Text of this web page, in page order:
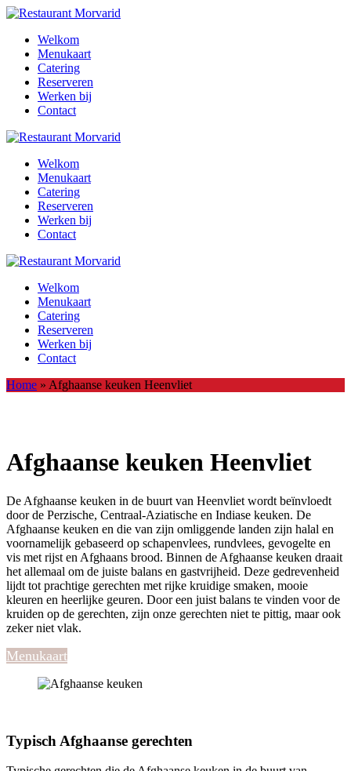
Welkom
Menukaart
Catering
Reserveren
Werken bij
Contact
Welkom
Menukaart
Catering
Reserveren
Werken bij
Contact
Welkom
Menukaart
Catering
Reserveren
Werken bij
Contact
Home » Afghaanse keuken Heenvliet
Afghaanse keuken Heenvliet
De Afghaanse keuken in de buurt van Heenvliet wordt beïnvloedt
door de Perzische, Centraal-Aziatische en Indiase keuken. De
Afghaanse keuken en die van zijn omliggende landen zijn halal en
voornamelijk gebaseerd op schapenvlees, rundvlees, gevogelte en
vis met rijst en Afghaans brood. Binnen de Afghaanse keuken draait
het allemaal om de juiste balans en gastvrijheid. Deze gedrevenheid
lijdt tot prachtige gerechten met rijke kruidige smaken, mooie
kleuren en heerlijke geuren. Door een juist balans te vinden voor de
kruiden op de gerechten, zijn onze gerechten niet te pittig, maar ook
zeker niet vlak.
Menukaart
Typisch Afghaanse gerechten